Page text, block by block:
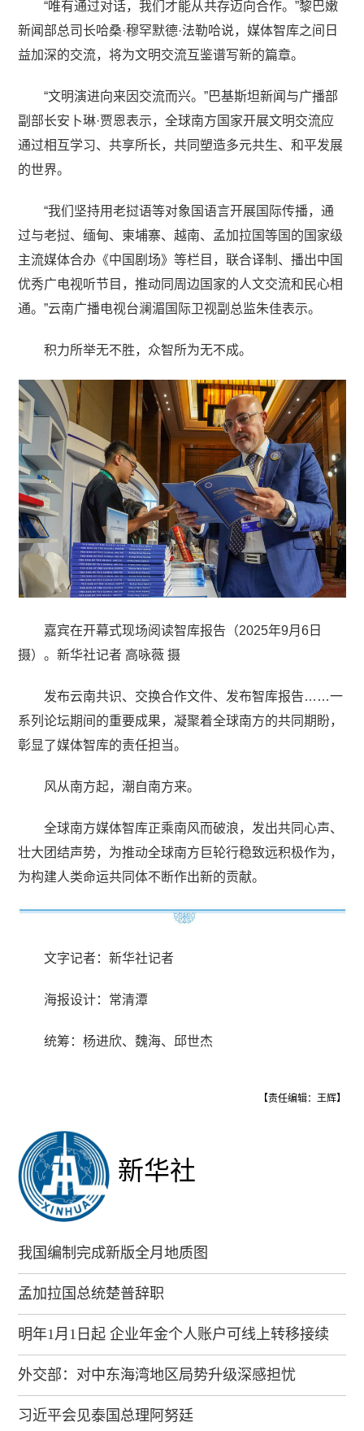
“唯有通过对话，我们才能从共存迈向合作。”黎巴嫩
新闻部总司长哈桑·穆罕默德·法勒哈说，媒体智库之间日
益加深的交流，将为文明交流互鉴谱写新的篇章。
“文明演进向来因交流而兴。”巴基斯坦新闻与广播部
副部长安卜琳·贾恩表示，全球南方国家开展文明交流应
通过相互学习、共享所长，共同塑造多元共生、和平发展
的世界。
“我们坚持用老挝语等对象国语言开展国际传播，通
过与老挝、缅甸、柬埔寨、越南、孟加拉国等国的国家级
主流媒体合办《中国剧场》等栏目，联合译制、播出中国
优秀广电视听节目，推动同周边国家的人文交流和民心相
通。”云南广播电视台澜湄国际卫视副总监朱佳表示。
积力所举无不胜，众智所为无不成。
嘉宾在开幕式现场阅读智库报告（2025年9月6日
摄）。新华社记者 高咏薇 摄
发布云南共识、交换合作文件、发布智库报告……一
系列论坛期间的重要成果，凝聚着全球南方的共同期盼，
彰显了媒体智库的责任担当。
风从南方起，潮自南方来。
全球南方媒体智库正乘南风而破浪，发出共同心声、
壮大团结声势，为推动全球南方巨轮行稳致远积极作为，
为构建人类命运共同体不断作出新的贡献。
文字记者：新华社记者
海报设计：常清潭
统筹：杨进欣、魏海、邱世杰
【责任编辑：王辉】
新华社
我国编制完成新版全月地质图
孟加拉国总统楚普辞职
明年1月1日起 企业年金个人账户可线上转移接续
外交部：对中东海湾地区局势升级深感担忧
习近平会见泰国总理阿努廷